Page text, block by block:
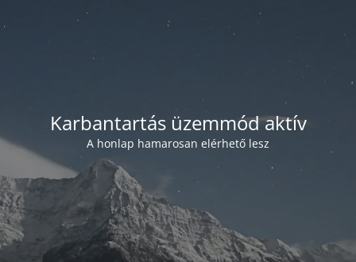
Karbantartás üzemmód aktív
A honlap hamarosan elérhető lesz